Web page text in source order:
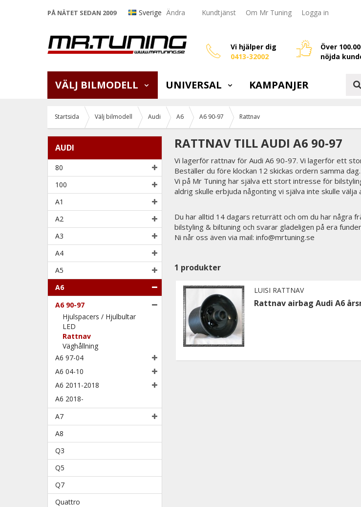
PÅ NÄTET SEDAN 2009 Sverige Ändra Kundtjänst Om Mr Tuning Logga in
Vi hjälper dig
0413-32002
Över
nöjda
VÄLJ BILMODELL UNIVERSAL KAMPANJER
Startsida Välj bilmodell Audi A6 A6 90-97 Rattnav
AUDI
80
100
A1
A2
A3
A4
A5
A6
A6 90-97
Hjulspacers / Hjulbultar
LED
Rattnav
Väghållning
A6 97-04
A6 04-10
A6 2011-2018
A6 2018-
A7
A8
Q3
Q5
Q7
Quattro
RATTNAV TILL AUDI A6 90-97
Vi lagerför rattnav för Audi A6 90-97. Vi lagerför ett
Beställer du före klockan 12 skickas ordern samma dag.
Vi på Mr Tuning har själva ett stort intresse för
aldrig skulle erbjuda någonting vi själva inte skulle välja
Du har alltid 14 dagars returrätt och om du har några
bilstyling & biltuning och svarar gladeligen på era
Ni når oss även via mail: info@mrtuning.se
1 produkter
LUISI RATTNAV
Rattnav airbag Audi A6